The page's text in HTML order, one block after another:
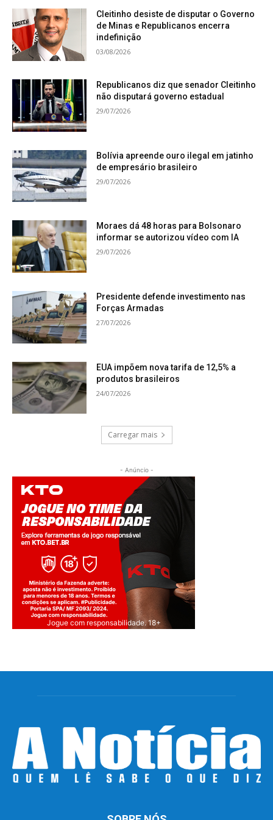
Cleitinho desiste de disputar o Governo
de Minas e Republicanos encerra
indefinição
03/08/2026
Republicanos diz que senador Cleitinho
não disputará governo estadual
29/07/2026
Bolívia apreende ouro ilegal em jatinho
de empresário brasileiro
29/07/2026
Moraes dá 48 horas para Bolsonaro
informar se autorizou vídeo com IA
29/07/2026
Presidente defende investimento nas
Forças Armadas
27/07/2026
EUA impõem nova tarifa de 12,5% a
produtos brasileiros
24/07/2026
Carregar mais
- Anúncio -
Jogue com responsabilidade. 18+